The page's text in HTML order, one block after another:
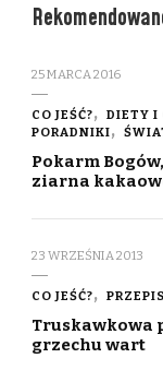
25 MARCA 2016
CO JEŚĆ?
DIETY I
PORADNIKI
Pokarm
ziarna
23 WRZEŚNIA 2013
CO JEŚĆ?
Truskawkowa
grzechu wart